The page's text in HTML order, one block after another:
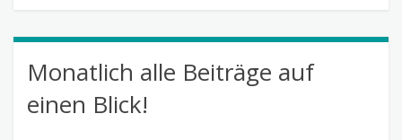
Monatlich alle Beiträge auf
einen Blick!